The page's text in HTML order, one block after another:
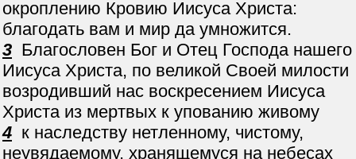
окроплению Кровию Иисуса Христа:
благодать вам и мир да умножится.
3 Благословен Бог и Отец Господа нашего
Иисуса Христа, по великой Своей милости
возродивший нас воскресением Иисуса
Христа из мертвых к упованию живому
4 к наследству нетленному, чистому,
неувядаемому, хранящемуся на небесах